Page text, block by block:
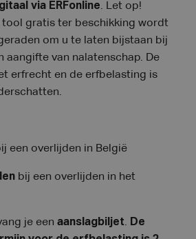
via ERFonline. Let op!
tool gratis ter beschikking wordt
om u te laten bijstaan bij
aangifte van nalatenschap. De
erfrecht en de erfbelasting is
een overlijden in België
bij een overlijden in het
je een aanslagbiljet. De